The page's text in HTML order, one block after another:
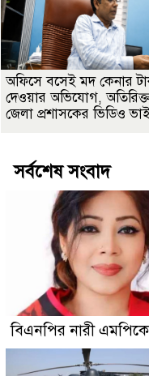
অফিসে বসেই মদ কেনার
দেওয়ার অভিযোগ, অতিরিক্ত
জেলা প্রশাসকের ভিডিও
সর্বশেষ সংবাদ
বিএনপির নারী